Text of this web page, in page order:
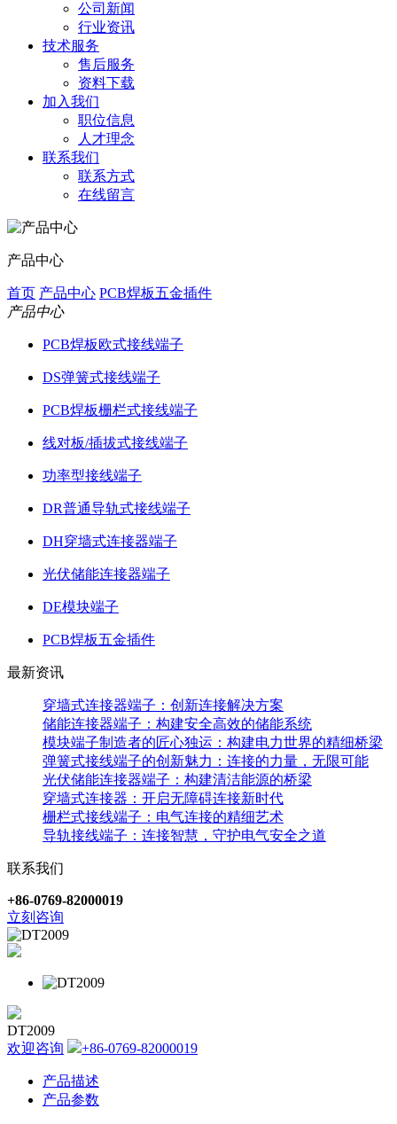
公司新闻
行业资讯
技术服务
售后服务
资料下载
加入我们
职位信息
人才理念
联系我们
联系方式
在线留言
产品中心
首页 产品中心 PCB焊板五金插件
产品中心
PCB焊板欧式接线端子
DS弹簧式接线端子
PCB焊板栅栏式接线端子
线对板/插拔式接线端子
功率型接线端子
DR普通导轨式接线端子
DH穿墙式连接器端子
光伏储能连接器端子
DE模块端子
PCB焊板五金插件
最新资讯
穿墙式连接器端子：创新连接解决方案
储能连接器端子：构建安全高效的储能系统
模块端子制造者的匠心独运：构建电力世界的精细桥梁
弹簧式接线端子的创新魅力：连接的力量，无限可能
光伏储能连接器端子：构建清洁能源的桥梁
穿墙式连接器：开启无障碍连接新时代
栅栏式接线端子：电气连接的精细艺术
导轨接线端子：连接智慧，守护电气安全之道
联系我们
+86-0769-82000019
立刻咨询
DT2009
欢迎咨询
+86-0769-82000019
产品描述
产品参数